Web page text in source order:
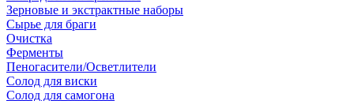
Зерновые и экстрактные наборы
Сырье для браги
Очистка
Ферменты
Пеногасители/Осветлители
Солод для виски
Солод для самогона